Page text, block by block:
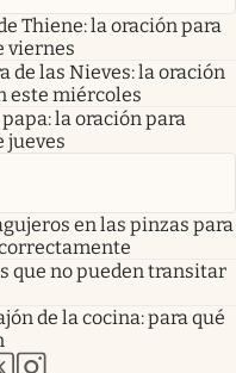
Thiene: la oración para
viernes
de las Nieves: la oración
este miércoles
la oración para
jueves
en las pinzas para
que no pueden transitar
de la cocina: para qué
pestaña
nueva pestaña
en nueva pestaña
abre en nueva pestaña
abre en nueva pestaña